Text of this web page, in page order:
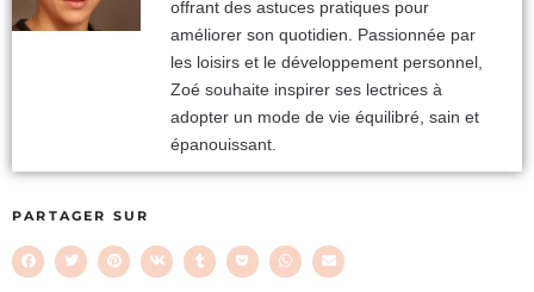
offrant des astuces pratiques pour
améliorer son quotidien. Passionnée par
les loisirs et le développement personnel,
Zoé souhaite inspirer ses lectrices à
adopter un mode de vie équilibré, sain et
épanouissant.
PARTAGER SUR